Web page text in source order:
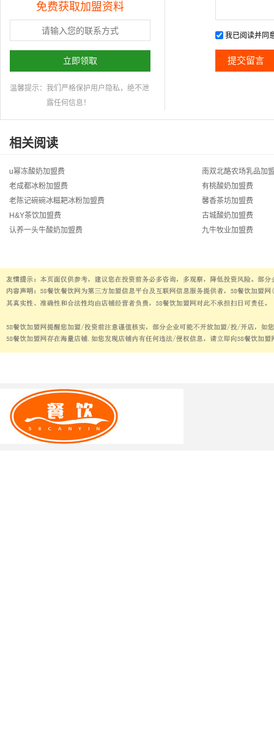
免费获取加盟资料
立即领取
温馨提示： 我们严格保护用户隐私，绝不泄
露任何信息！
我已阅读并同
相关阅读
u幂冻酸奶加盟费
南双北酪农场乳品加
老成都冰粉加盟费
有桃酸奶加盟费
老陈记碗碗冰糍耙冰粉加盟费
馨香茶坊加盟费
H&Y茶饮加盟费
古城酸奶加盟费
认养一头牛酸奶加盟费
九牛牧业加盟费